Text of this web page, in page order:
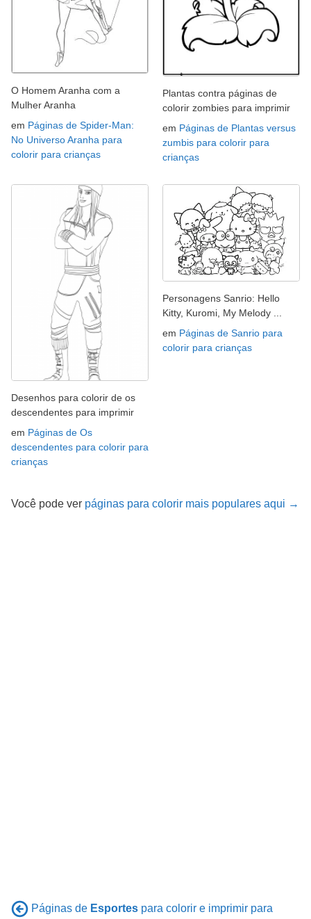
O Homem Aranha com a
Mulher Aranha
em Páginas de Spider-Man:
No Universo Aranha para
colorir para crianças
Plantas contra páginas de
colorir zombies para imprimir
em Páginas de Plantas versus
zumbis para colorir para
crianças
Desenhos para colorir de os
descendentes para imprimir
em Páginas de Os
descendentes para colorir para
crianças
Personagens Sanrio: Hello
Kitty, Kuromi, My Melody ...
em Páginas de Sanrio para
colorir para crianças
Você pode ver páginas para colorir mais populares aqui →
Páginas de Esportes para colorir e imprimir para